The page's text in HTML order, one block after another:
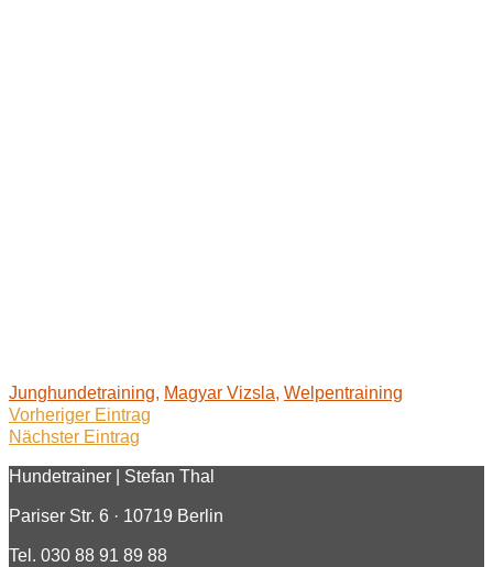
Junghundetraining, Magyar Vizsla, Welpentraining
Vorheriger Eintrag
Nächster Eintrag
Hundetrainer | Stefan Thal
Pariser Str. 6 · 10719 Berlin
Tel. 030 88 91 89 88